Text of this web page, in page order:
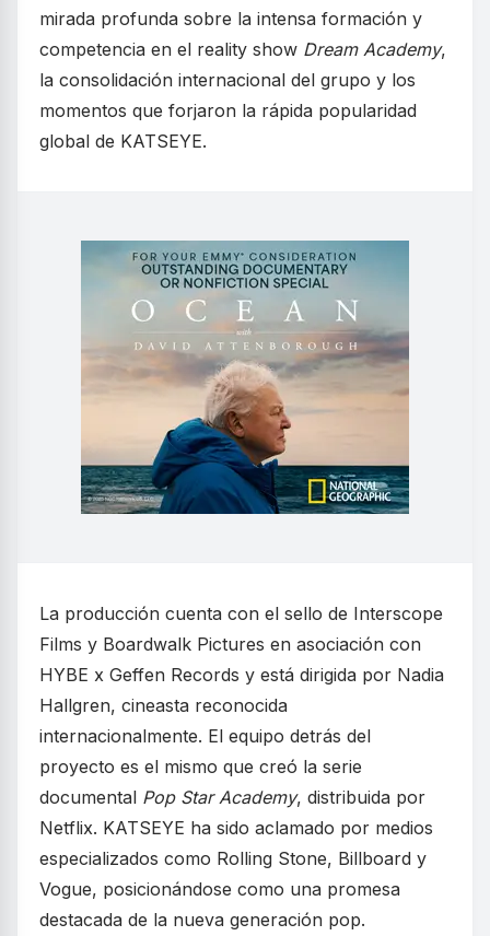
mirada profunda sobre la intensa formación y
competencia en el reality show Dream Academy,
la consolidación internacional del grupo y los
momentos que forjaron la rápida popularidad
global de KATSEYE.
La producción cuenta con el sello de Interscope
Films y Boardwalk Pictures en asociación con
HYBE x Geffen Records y está dirigida por Nadia
Hallgren, cineasta reconocida
internacionalmente. El equipo detrás del
proyecto es el mismo que creó la serie
documental Pop Star Academy, distribuida por
Netflix. KATSEYE ha sido aclamado por medios
especializados como Rolling Stone, Billboard y
Vogue, posicionándose como una promesa
destacada de la nueva generación pop.